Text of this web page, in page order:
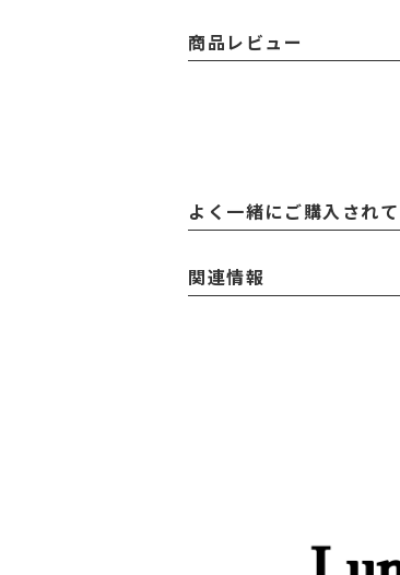
商品レビュー
よく一緒にご購入され
関連情報